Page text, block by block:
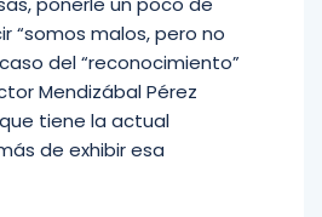
“somos malos, pero no
del “reconocimiento”
Mendizábal Pérez
tiene la actual
de exhibir esa